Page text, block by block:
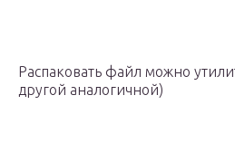
Распаковать файл можно
другой аналогичной)